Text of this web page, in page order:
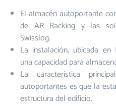
El almacén autoportante
de AR Racking y las
Swisslog.
La instalación, ubicada en
una capacidad para
La característica
autoportantes es que la
estructura del edificio.